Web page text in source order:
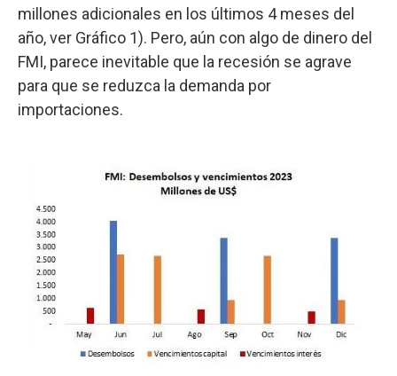
millones adicionales en los últimos 4 meses del
año, ver Gráfico 1). Pero, aún con algo de dinero del
FMI, parece inevitable que la recesión se agrave
para que se reduzca la demanda por
importaciones.